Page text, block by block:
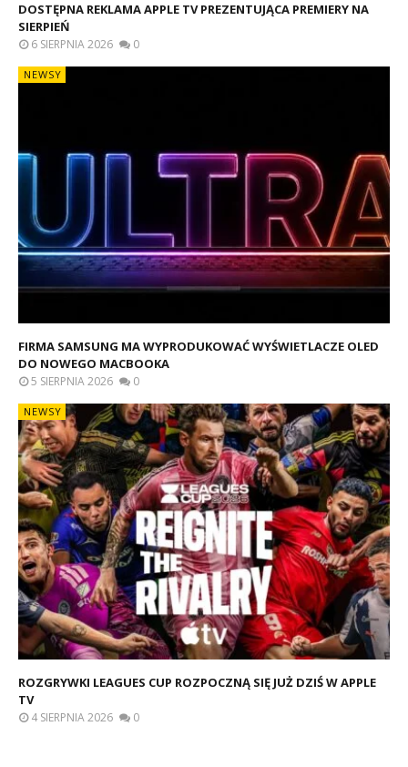
DOSTĘPNA REKLAMA APPLE TV PREZENTUJĄCA PREMIERY NA
SIERPIEŃ
6 SIERPNIA 2026 0
NEWSY
FIRMA SAMSUNG MA WYPRODUKOWAĆ WYŚWIETLACZE OLED
DO NOWEGO MACBOOKA
5 SIERPNIA 2026 0
NEWSY
ROZGRYWKI LEAGUES CUP ROZPOCZNĄ SIĘ JUŻ DZIŚ W APPLE
TV
4 SIERPNIA 2026 0